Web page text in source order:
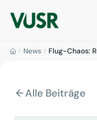
News Flug-Chaos:
Alle Beiträge